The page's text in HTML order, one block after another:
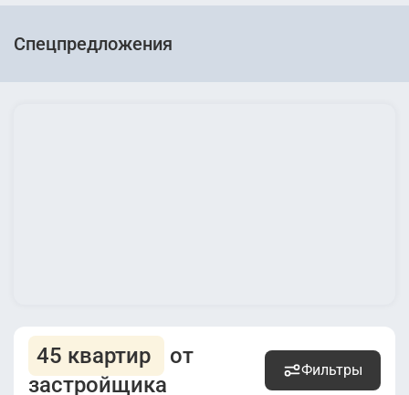
Спецпредложения
45 квартир
от
застройщика
Фильтры